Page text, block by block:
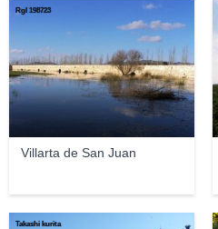
Villarta de San Juan
Rgl 198723
Takashi kurita